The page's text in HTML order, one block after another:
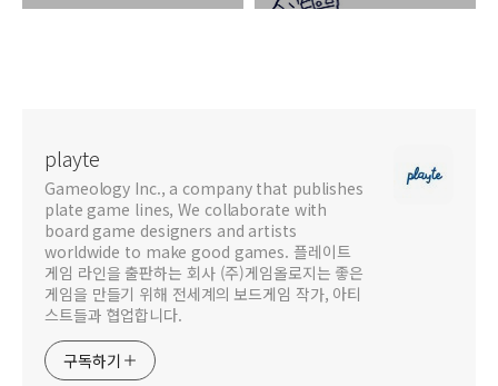
playte
Gameology Inc., a company that publishes
plate game lines, We collaborate with
board game designers and artists
worldwide to make good games. 플레이트
게임 라인을 출판하는 회사 (주)게임올로지는 좋은
게임을 만들기 위해 전세계의 보드게임 작가, 아티
스트들과 협업합니다.
구독하기